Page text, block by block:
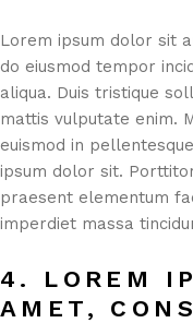
Lorem ipsum dolor sit
do eiusmod tempor
aliqua. Duis tristique
mattis vulputate enim.
euismod in
ipsum dolor sit.
praesent elementum
imperdiet massa
4. LOREM
AMET,